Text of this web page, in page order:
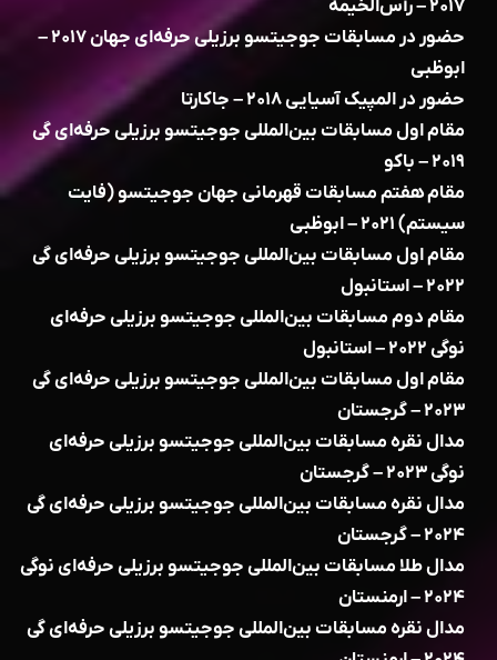
۲۰۱۷ – رأس‌الخیمه
حضور در مسابقات جوجیتسو برزیلی حرفه‌ای جهان ۲۰۱۷ –
ابوظبی
حضور در المپیک آسیایی ۲۰۱۸ – جاکارتا
مقام اول مسابقات بین‌المللی جوجیتسو برزیلی حرفه‌ای گی
۲۰۱۹ – باکو
مقام هفتم مسابقات قهرمانی جهان جوجیتسو (فایت
سیستم) ۲۰۲۱ – ابوظبی
مقام اول مسابقات بین‌المللی جوجیتسو برزیلی حرفه‌ای گی
۲۰۲۲ – استانبول
مقام دوم مسابقات بین‌المللی جوجیتسو برزیلی حرفه‌ای
نوگی ۲۰۲۲ – استانبول
مقام اول مسابقات بین‌المللی جوجیتسو برزیلی حرفه‌ای گی
۲۰۲۳ – گرجستان
مدال نقره مسابقات بین‌المللی جوجیتسو برزیلی حرفه‌ای
نوگی ۲۰۲۳ – گرجستان
مدال نقره مسابقات بین‌المللی جوجیتسو برزیلی حرفه‌ای گی
۲۰۲۴ – گرجستان
مدال طلا مسابقات بین‌المللی جوجیتسو برزیلی حرفه‌ای نوگی
۲۰۲۴ – ارمنستان
مدال نقره مسابقات بین‌المللی جوجیتسو برزیلی حرفه‌ای گی